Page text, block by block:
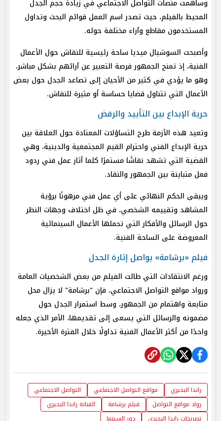
وساهمت منصات التواصل الاجتماعي في زيادة حجم الجدل
المحيط بالفيلم، حيث تصدر اسم العمل قوائم البحث وتداول
المستخدمون مقاطع وآراء مختلفة حوله.
وأصبحت السوشيال ميديا ساحة رئيسية للنقاش حول الأعمال
الفنية، إذ تمنح الجمهور فرصة التعبير عن آرائهم بشكل مباشر،
وهو ما يؤدي في كثير من الأحيان إلى تصاعد الجدل حول بعض
الأعمال التي تتناول قضايا حساسة أو مثيرة للنقاش.
حرية الإبداع بين التأييد والرفض
وتعيد هذه الأزمة طرح التساؤلات المعتادة حول العلاقة بين
حرية الإبداع الفني واحترام القيم المجتمعية والدينية، وهي
القضية التي تشهد نقاشًا مستمرًا كلما أثار عمل فني ردود
فعل متباينة بين الجمهور والنقاد.
ويبقى الحكم النهائي على أي عمل فني مرهونًا برؤية
المشاهد وتقييمه الشخصي، في ظل اختلاف وجهات النظر
حول الرسائل والأفكار التي تحملها الأعمال السينمائية
المعروضة على الساحة الفنية.
فيلم «برشامة» يواصل إثارة الجدل
ورغم الانتقادات التي طالت الفيلم من بعض الشخصيات العامة
ورواد مواقع التواصل الاجتماعي، فإن "برشامة" لا يزال محل
متابعة واهتمام من الجمهور، وسط استمرار الجدل حول
مضمونه والرسائل التي يسعى إلى تقديمها، الأمر الذي جعله
واحدًا من أكثر الأعمال الفنية تداولًا خلال الفترة الأخيرة.
راندا البحيري مواقع التواصل الاجتماعي
التواصل الاجتماعي
رواد مواقع التواصل
فيلم برشامة
الفنانة راندا البحيري
تصريحات راندا البحيري
دور السينما